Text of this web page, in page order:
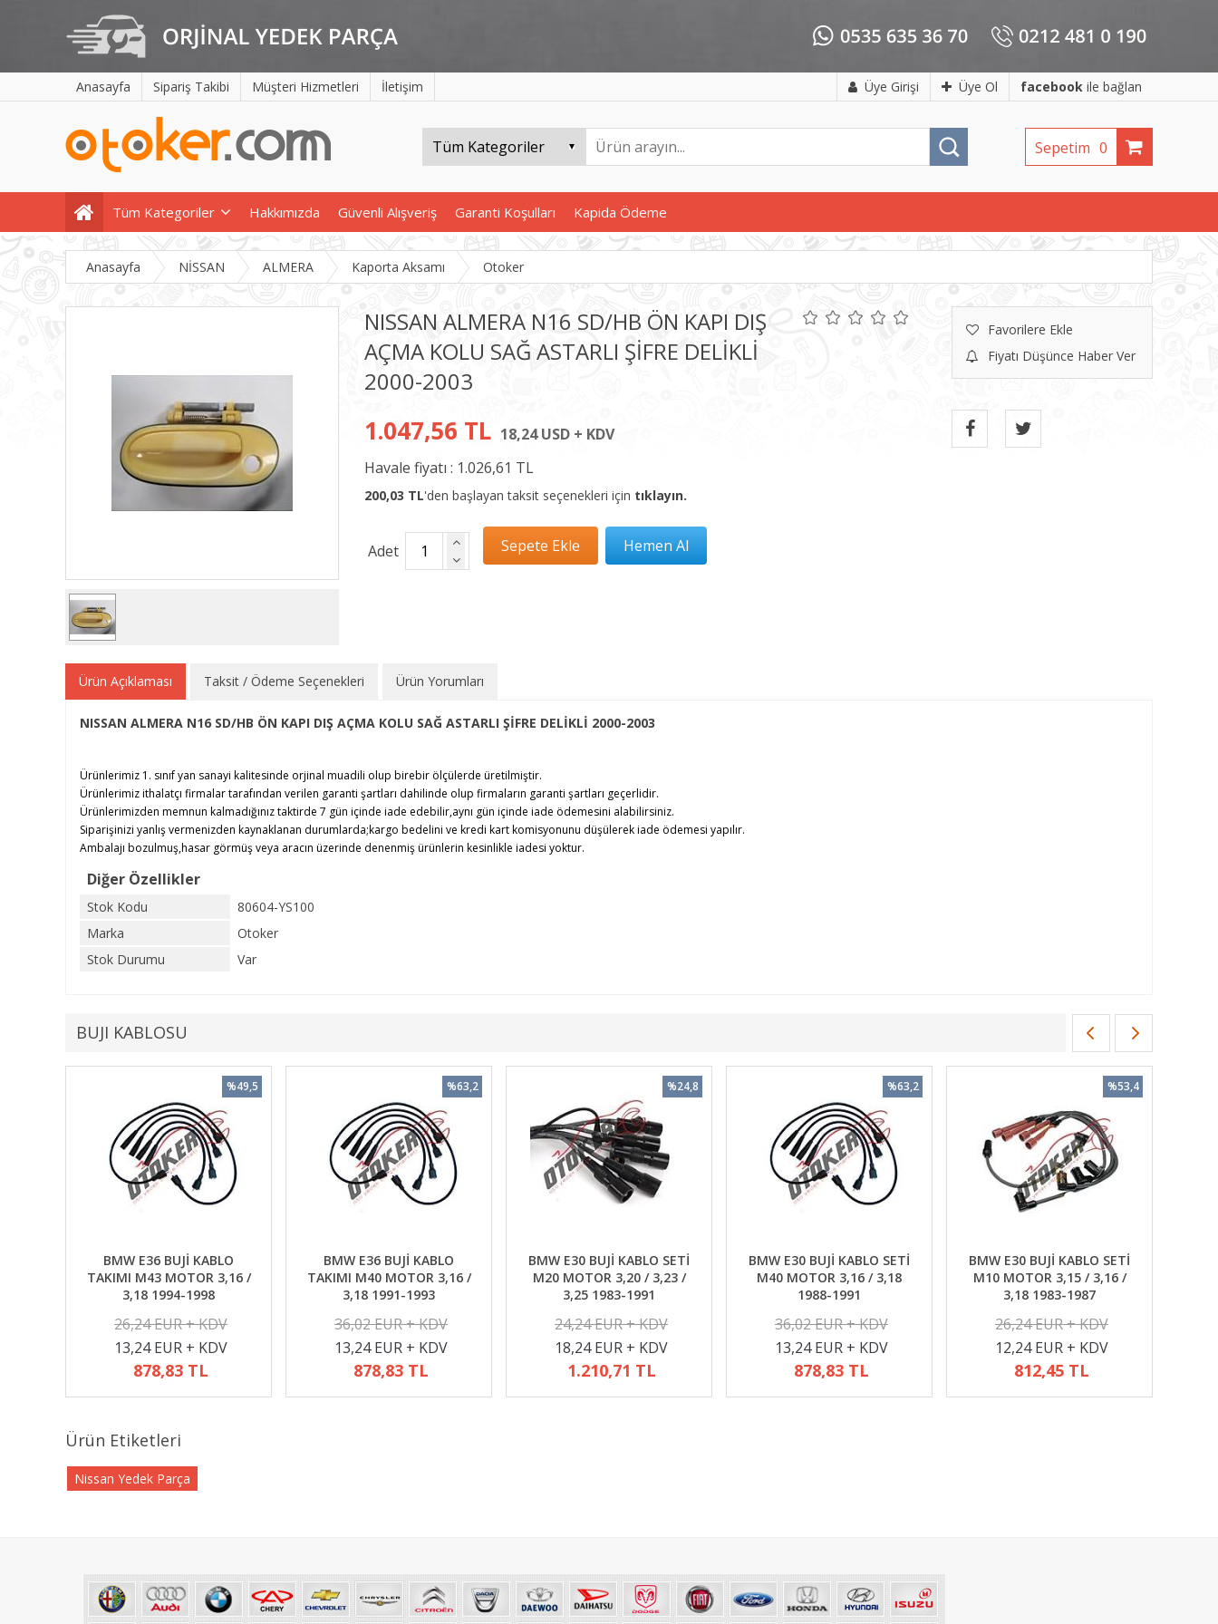
Anasayfa Sipariş Takibi Müşteri Hizmetleri İletişim Üye Girişi Üye Ol facebook ile bağlan
Sepetim 0
Tüm Kategoriler Hakkımızda Güvenli Alışveriş Garanti Koşulları Kapida Ödeme
Anasayfa NİSSAN ALMERA Kaporta Aksamı Otoker
NISSAN ALMERA N16 SD/HB ÖN KAPI DIŞ
AÇMA KOLU SAĞ ASTARLI ŞİFRE DELİKLİ
2000-2003
Favorilere Ekle
Fiyatı Düşünce Haber Ver
1.047,56 TL 18,24 USD + KDV
Havale fiyatı : 1.026,61 TL
200,03 TL'den başlayan taksit seçenekleri için tıklayın.
Adet
Ürün Açıklaması Taksit / Ödeme Seçenekleri Ürün Yorumları
NISSAN ALMERA N16 SD/HB ÖN KAPI DIŞ AÇMA KOLU SAĞ ASTARLI ŞİFRE DELİKLİ 2000-2003
Ürünlerimiz 1. sınıf yan sanayi kalitesinde orjinal muadili olup birebir ölçülerde üretilmiştir.
Ürünlerimiz ithalatçı firmalar tarafından verilen garanti şartları dahilinde olup firmaların garanti şartları geçerlidir.
Ürünlerimizden memnun kalmadığınız taktirde 7 gün içinde iade edebilir,aynı gün içinde iade ödemesini alabilirsiniz.
Siparişinizi yanlış vermenizden kaynaklanan durumlarda;kargo bedelini ve kredi kart komisyonunu düşülerek iade ödemesi yapılır.
Ambalajı bozulmuş,hasar görmüş veya aracın üzerinde denenmiş ürünlerin kesinlikle iadesi yoktur.
Diğer Özellikler
Stok Kodu
80604-YS100
Marka
Otoker
Stok Durumu
Var
BUJI KABLOSU
BMW E36 BUJİ KABLO
TAKIMI M43 MOTOR 3,16 /
3,18 1994-1998
26,24 EUR + KDV
13,24 EUR + KDV
878,83 TL
%49,5
BMW E36 BUJİ KABLO
TAKIMI M40 MOTOR 3,16 /
3,18 1991-1993
36,02 EUR + KDV
13,24 EUR + KDV
878,83 TL
%63,2
BMW E30 BUJİ KABLO SETİ
M20 MOTOR 3,20 / 3,23 /
3,25 1983-1991
24,24 EUR + KDV
18,24 EUR + KDV
1.210,71 TL
%24,8
BMW E30 BUJİ KABLO SETİ
M40 MOTOR 3,16 / 3,18
1988-1991
36,02 EUR + KDV
13,24 EUR + KDV
878,83 TL
%63,2
BMW E30 BUJİ KABLO SETİ
M10 MOTOR 3,15 / 3,16 /
3,18 1983-1987
26,24 EUR + KDV
12,24 EUR + KDV
812,45 TL
%53,4
Ürün Etiketleri
Nissan Yedek Parça